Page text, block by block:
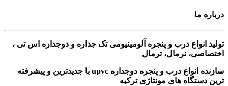
درباره ما
تولید انواع درب و پنجره آلومینیومی تک جداره و دوجداره اس تی ،
اختصاصی، نرمال، ترمال
سازنده انواع درب و پنجره دوجداره upvc با جدیدترین و پیشرفته
ترین دستگاه های مونتاژی ترکیه